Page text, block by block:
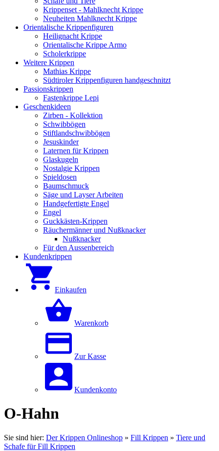
Krippenset - Mahlknecht Krippe
Neuheiten Mahlknecht Krippe
Orientalische Krippenfiguren
Heilignacht Krippe
Orientalische Krippe Armo
Scholerkrippe
Weitere Krippen
Mathias Krippe
Südtiroler Krippenfiguren handgeschnitzt
Passionskrippen
Fastenkrippe Lepi
Geschenkideen
Zirben - Kollektion
Schwibbögen
Stiftlandschwibbögen
Jesuskinder
Laternen für Krippen
Glaskugeln
Nostalgie Krippen
Spieldosen
Baumschmuck
Säge und Layser Arbeiten
Handgefertigte Engel
Engel
Guckkästen-Krippen
Räuchermänner und Nußknacker
Nußknacker
Für den Aussenbereich
Kundenkrippen
Einkaufen
Warenkorb
Zur Kasse
Kundenkonto
O-Hahn
Sie sind hier: Der Krippen Onlineshop » Fill Krippen » Tiere und
Schafe für Fill Krippen